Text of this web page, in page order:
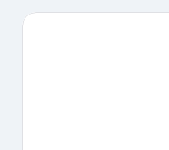
conocer Acuario Sea